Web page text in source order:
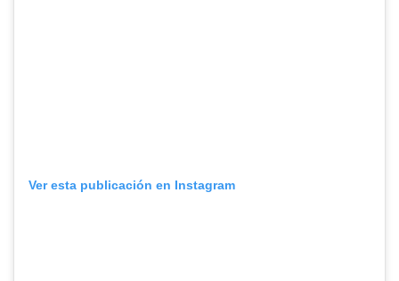
Ver esta publicación en Instagram